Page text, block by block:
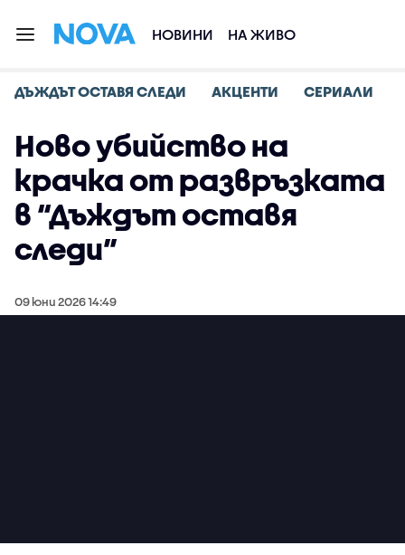
НОВИНИ НА ЖИВО
ДЪЖДЪТ ОСТАВЯ СЛЕДИ АКЦЕНТИ СЕРИАЛИ
Ново убийство на
крачка от развръзката
в “Дъждът оставя
следи”
09 юни 2026 14:49